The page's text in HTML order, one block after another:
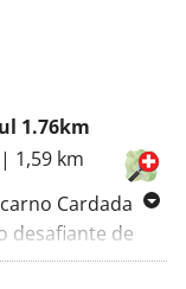
1.76km
| 1,59 km
Cardada
desafiante de
a través de